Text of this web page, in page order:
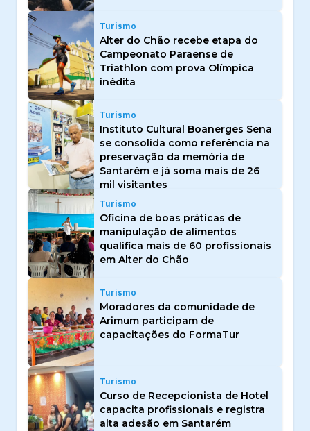
Turismo
Alter do Chão recebe etapa do
Campeonato Paraense de
Triathlon com prova Olímpica
inédita
Turismo
Instituto Cultural Boanerges Sena
se consolida como referência na
preservação da memória de
Santarém e já soma mais de 26
mil visitantes
Turismo
Oficina de boas práticas de
manipulação de alimentos
qualifica mais de 60 profissionais
em Alter do Chão
Turismo
Moradores da comunidade de
Arimum participam de
capacitações do FormaTur
Turismo
Curso de Recepcionista de Hotel
capacita profissionais e registra
alta adesão em Santarém